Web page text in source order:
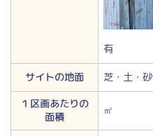
有
サイトの地面
芝・土・砂
１区画あたりの
面積
㎡